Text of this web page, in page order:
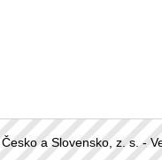
a Slovensko, z. s. -